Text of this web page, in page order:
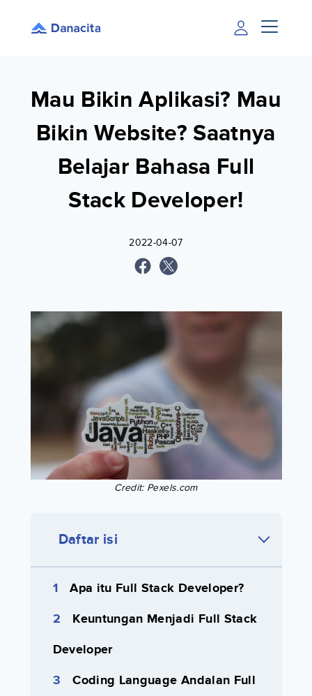
Mau Bikin Aplikasi? Mau
Bikin Website? Saatnya
Belajar Bahasa Full
Stack Developer!
2022-04-07
Credit: Pexels.com
Daftar isi
Apa itu Full Stack Developer?
Keuntungan Menjadi Full Stack
Developer
Coding Language Andalan Full